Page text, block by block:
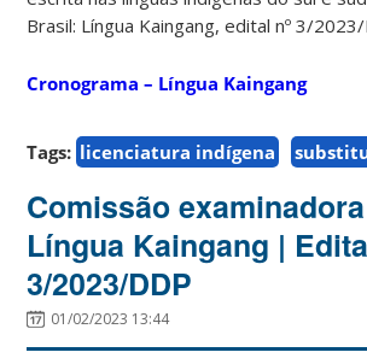
Brasil: Língua Kaingang, edital nº 3/2023/
Cronograma – Língua Kaingang
Tags: licenciatura indígena
Comissão
Língua Kaingang |
3/2023/DDP
01/02/2023 13:44